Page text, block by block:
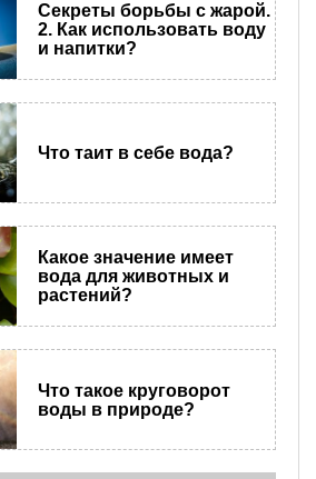
Секреты борьбы с жарой.
2. Как использовать воду
и напитки?
Что таит в себе вода?
Какое значение имеет
вода для животных и
растений?
Что такое круговорот
воды в природе?